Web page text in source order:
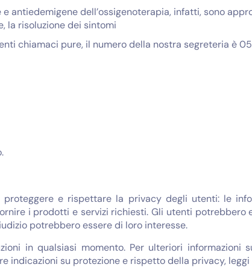
antiedemigene dell’ossigenoterapia, infatti, sono
la risoluzione dei sintomi
chiamaci pure, il numero della nostra segreteria è
e rispettare la privacy degli utenti: le
i prodotti e servizi richiesti. Gli utenti potrebbero
potrebbero essere di loro interesse.
in qualsiasi momento. Per ulteriori informazioni
indicazioni su protezione e rispetto della privacy, leggi